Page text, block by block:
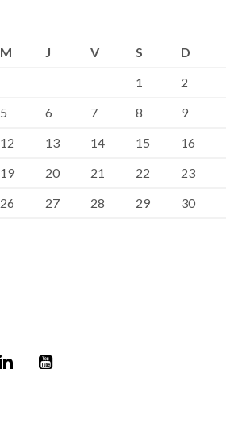
M J V S
D
1
2
5 6 7 8
9
12 13 14 15
16
19 20 21 22
23
26 27 28 29
30